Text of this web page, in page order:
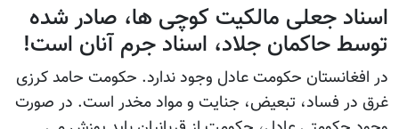
اسناد جعلی مالکیت کوچی ها، صادر شده
توسط حاکمان جلاد، اسناد جرم آنان است!
در افغانستان حکومت عادل وجود ندارد. حکومت حامد کرزی
غرق در فساد، تبعیض، جنایت و مواد مخدر است. در صورت